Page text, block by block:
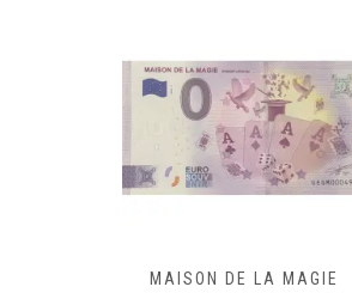
MAISON DE LA MAGIE